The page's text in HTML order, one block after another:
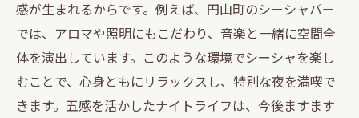
感が生まれるからです。例えば、円山町のシーシャバー
では、アロマや照明にもこだわり、音楽と一緒に空間全
体を演出しています。このような環境でシーシャを楽し
むことで、心身ともにリラックスし、特別な夜を満喫で
きます。五感を活かしたナイトライフは、今後ますます